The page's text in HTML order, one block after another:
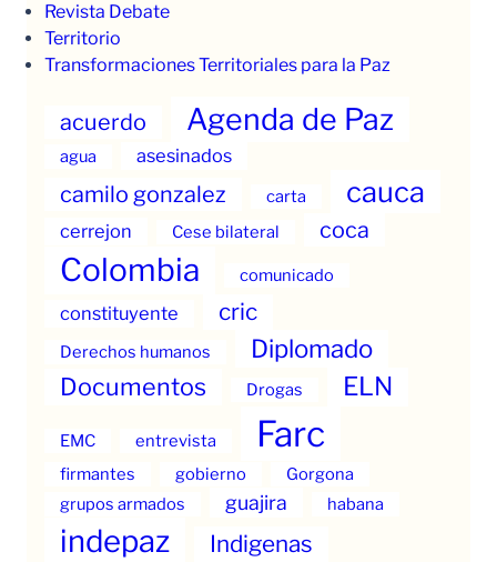
Revista Debate
Territorio
Transformaciones Territoriales para la Paz
acuerdo Agenda de Paz
agua asesinados
camilo gonzalez carta cauca
cerrejon Cese bilateral coca
Colombia comunicado
constituyente cric
Derechos humanos Diplomado
Documentos Drogas ELN
EMC entrevista Farc
firmantes gobierno
Gorgona
grupos armados
guajira habana
indepaz Indigenas